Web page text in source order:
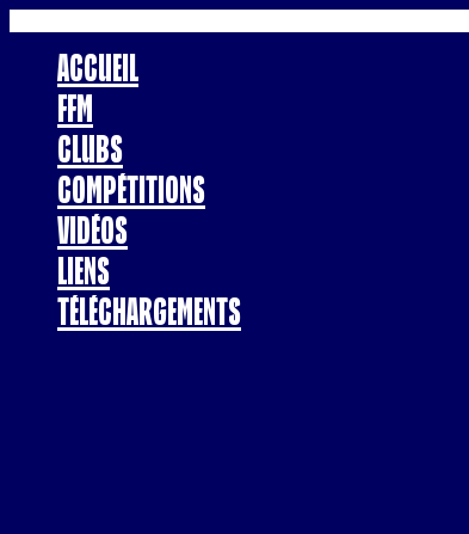
Accueil
FFM
Clubs
Compétitions
Vidéos
Liens
Téléchargements